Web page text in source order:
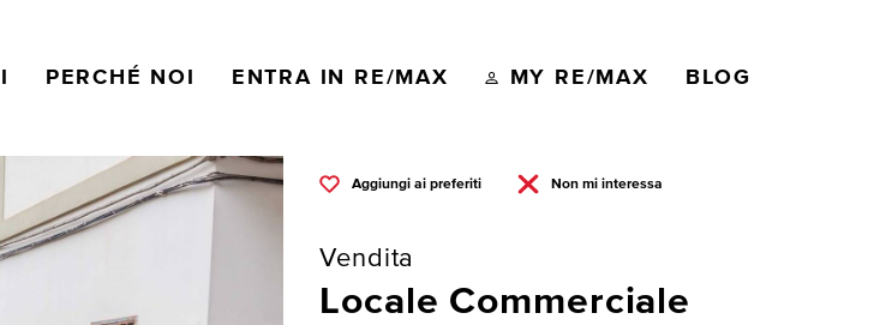
PERCHÉ NOI ENTRA IN RE/MAX MY RE/MAX BLOG
Aggiungi ai preferiti Non mi interessa
Vendita
Locale Commerciale